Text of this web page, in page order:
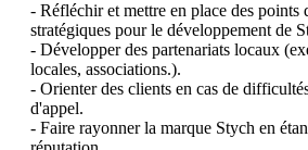
- Réfléchir et mettre en place des points
stratégiques pour le développement de
- Développer des partenariats locaux
locales, associations.).
- Orienter des clients en cas de
d'appel.
- Faire rayonner la marque Stych en